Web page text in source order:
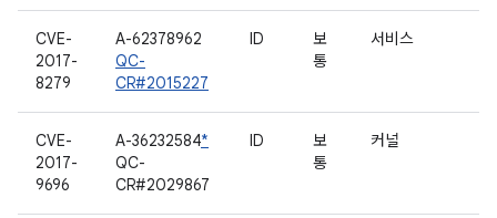
CVE-
2017-
8279
A-62378962
QC-
CR#2015227
ID
보
통
서비스
CVE-
2017-
9696
A-36232584*
QC-
CR#2029867
ID
보
통
커널